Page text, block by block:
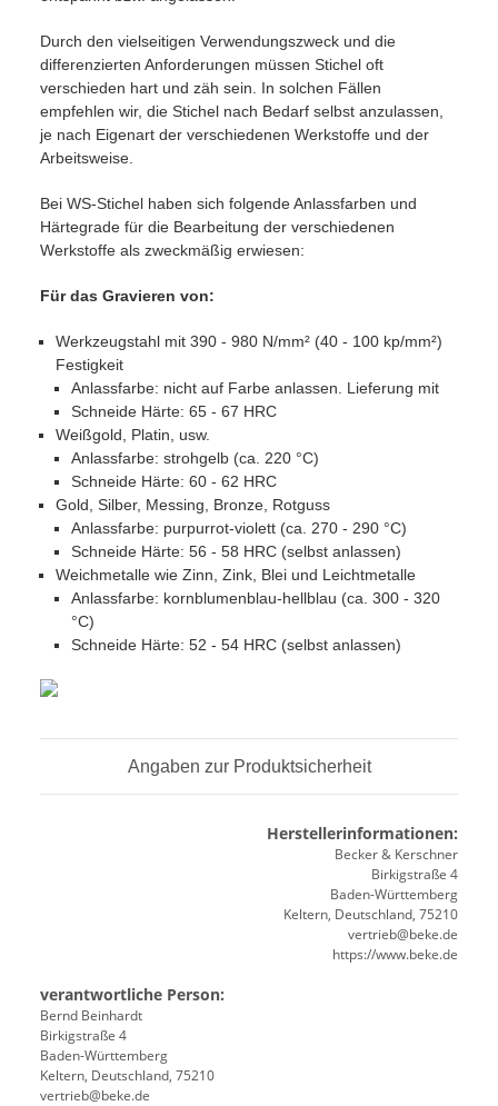
Durch den vielseitigen Verwendungszweck und die
differenzierten Anforderungen müssen Stichel oft
verschieden hart und zäh sein. In solchen Fällen
empfehlen wir, die Stichel nach Bedarf selbst anzulassen,
je nach Eigenart der verschiedenen Werkstoffe und der
Arbeitsweise.
Bei WS-Stichel haben sich folgende Anlassfarben und
Härtegrade für die Bearbeitung der verschiedenen
Werkstoffe als zweckmäßig erwiesen:
Für das Gravieren von:
Werkzeugstahl mit 390 - 980 N/mm² (40 - 100 kp/mm²)
Festigkeit
Anlassfarbe: nicht auf Farbe anlassen. Lieferung mit
Schneide Härte: 65 - 67 HRC
Weißgold, Platin, usw.
Anlassfarbe: strohgelb (ca. 220 °C)
Schneide Härte: 60 - 62 HRC
Gold, Silber, Messing, Bronze, Rotguss
Anlassfarbe: purpurrot-violett (ca. 270 - 290 °C)
Schneide Härte: 56 - 58 HRC (selbst anlassen)
Weichmetalle wie Zinn, Zink, Blei und Leichtmetalle
Anlassfarbe: kornblumenblau-hellblau (ca. 300 - 320
°C)
Schneide Härte: 52 - 54 HRC (selbst anlassen)
Angaben zur Produktsicherheit
Herstellerinformationen:
Becker & Kerschner
Birkigstraße 4
Baden-Württemberg
Keltern, Deutschland, 75210
vertrieb@beke.de
https://www.beke.de
verantwortliche Person:
Bernd Beinhardt
Birkigstraße 4
Baden-Württemberg
Keltern, Deutschland, 75210
vertrieb@beke.de